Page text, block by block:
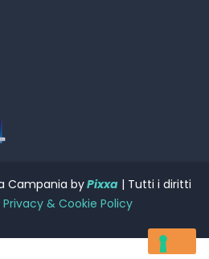
Campania byPixxa| Tutti i diritti
Privacy & Cookie Policy